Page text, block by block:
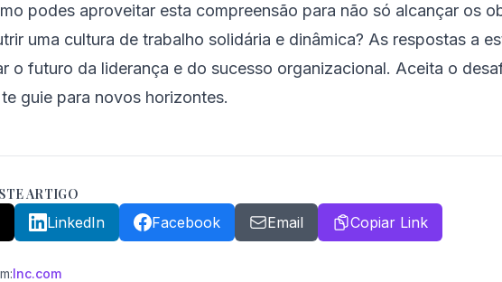
podes aproveitar esta compreensão para não só alcançar os
uma cultura de trabalho solidária e dinâmica? As respostas a
o futuro da liderança e do sucesso organizacional. Aceita o
guie para novos horizontes.
ARTIGO
LinkedIn Facebook Email Copiar Link
:Inc.com